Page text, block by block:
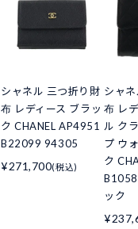
シャネル 三つ折り財
布 レディース ブラッ
ク CHANEL AP4951
B22099 94305
¥271,700(税込)
シャ
布 レ
ル ク
プ ウ
ク
ック